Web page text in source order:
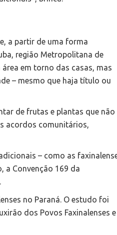
a partir de uma forma
região Metropolitana de
em torno das casas, mas
– mesmo que haja título ou
de frutas e plantas que não
acordos comunitários,
– como as
a Convenção 169 da
no Paraná. O estudo foi
dos Povos Faxinalenses e